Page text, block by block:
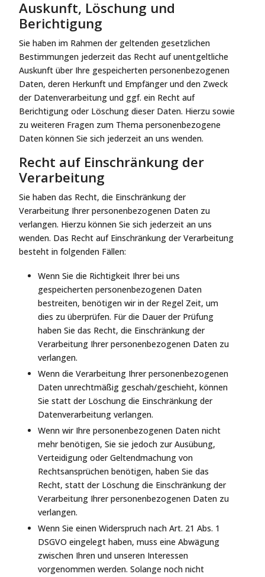
Auskunft, Löschung und
Berichtigung
Sie haben im Rahmen der geltenden gesetzlichen
Bestimmungen jederzeit das Recht auf unentgeltliche
Auskunft über Ihre gespeicherten personenbezogenen
Daten, deren Herkunft und Empfänger und den Zweck
der Datenverarbeitung und ggf. ein Recht auf
Berichtigung oder Löschung dieser Daten. Hierzu sowie
zu weiteren Fragen zum Thema personenbezogene
Daten können Sie sich jederzeit an uns wenden.
Recht auf Einschränkung der
Verarbeitung
Sie haben das Recht, die Einschränkung der
Verarbeitung Ihrer personenbezogenen Daten zu
verlangen. Hierzu können Sie sich jederzeit an uns
wenden. Das Recht auf Einschränkung der Verarbeitung
besteht in folgenden Fällen:
Wenn Sie die Richtigkeit Ihrer bei uns
gespeicherten personenbezogenen Daten
bestreiten, benötigen wir in der Regel Zeit, um
dies zu überprüfen. Für die Dauer der Prüfung
haben Sie das Recht, die Einschränkung der
Verarbeitung Ihrer personenbezogenen Daten zu
verlangen.
Wenn die Verarbeitung Ihrer personenbezogenen
Daten unrechtmäßig geschah/geschieht, können
Sie statt der Löschung die Einschränkung der
Datenverarbeitung verlangen.
Wenn wir Ihre personenbezogenen Daten nicht
mehr benötigen, Sie sie jedoch zur Ausübung,
Verteidigung oder Geltendmachung von
Rechtsansprüchen benötigen, haben Sie das
Recht, statt der Löschung die Einschränkung der
Verarbeitung Ihrer personenbezogenen Daten zu
verlangen.
Wenn Sie einen Widerspruch nach Art. 21 Abs. 1
DSGVO eingelegt haben, muss eine Abwägung
zwischen Ihren und unseren Interessen
vorgenommen werden. Solange noch nicht